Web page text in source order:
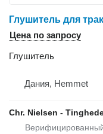
Глушитель для
Цена по запросу
Глушитель
Дания, Hemmet
Chr. Nielsen -